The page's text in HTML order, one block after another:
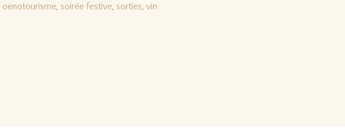
oenotourisme, soirée festive, sorties, vin